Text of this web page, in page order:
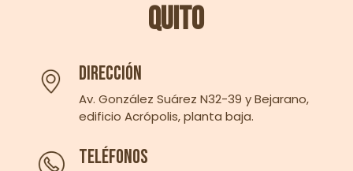
Quito
Dirección
Av. González Suárez N32-39 y Bejarano,
edificio Acrópolis, planta baja.
Teléfonos